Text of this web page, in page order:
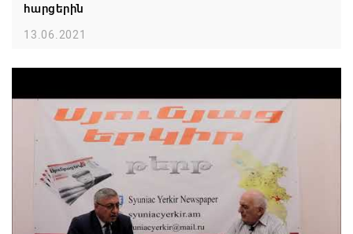
հարցերին
13.06.2021